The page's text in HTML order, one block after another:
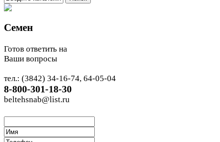
Семен
Готов ответить на
Ваши вопросы
тел.: (3842) 34-16-74, 64-05-04
8-800-301-18-30
beltehsnab@list.ru